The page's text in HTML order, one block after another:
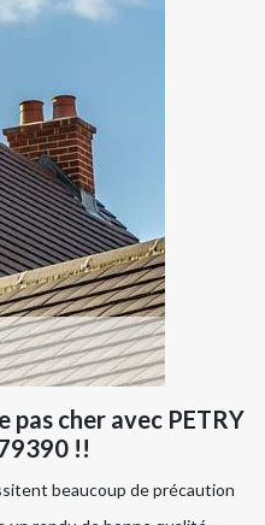
cher avec PETRY
!!
beaucoup de précaution